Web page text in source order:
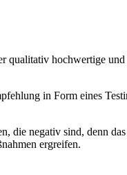
hochwertige
in Form eines
negativ sind, denn
ergreifen.